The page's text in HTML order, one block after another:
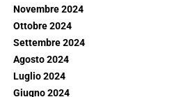
Novembre 2024
Ottobre 2024
Settembre 2024
Agosto 2024
Luglio 2024
Giugno 2024